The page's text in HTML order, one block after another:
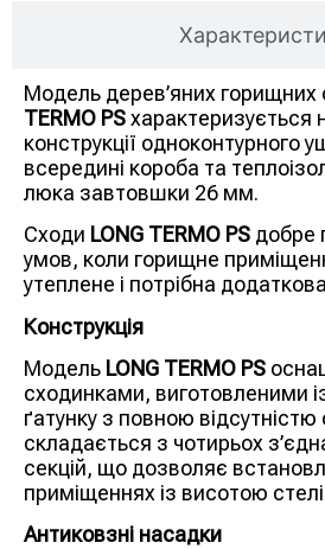
Модель дерев’яних горищних
TERMO PSхарактеризується
конструкції одноконтурного
всередині короба та
люка завтовшки 26 мм.
Сходи LONG TERMO PS добре
умов, коли горищне
утеплене і потрібна
Конструкція
Модель LONG TERMO PS
сходинками, виготовленими
ґатунку з повною відсутністю
складається з чотирьох
секцій, що дозволяє
приміщеннях із висотою
Антиковзні насадки